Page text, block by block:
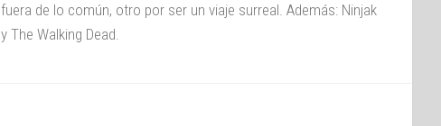
fuera de lo común, otro por ser un viaje surreal. Además: Ninjak
y The Walking Dead.